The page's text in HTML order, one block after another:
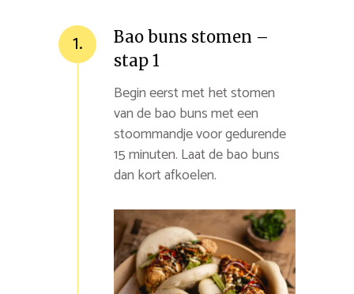
1.
Bao buns stomen –
stap 1
Begin eerst met het stomen
van de bao buns met een
stoommandje voor gedurende
15 minuten. Laat de bao buns
dan kort afkoelen.